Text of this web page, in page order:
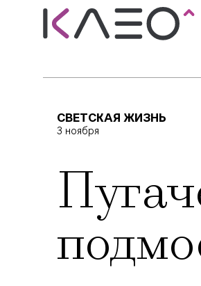
СВЕТСКАЯ ЖИЗНЬ
3 ноября